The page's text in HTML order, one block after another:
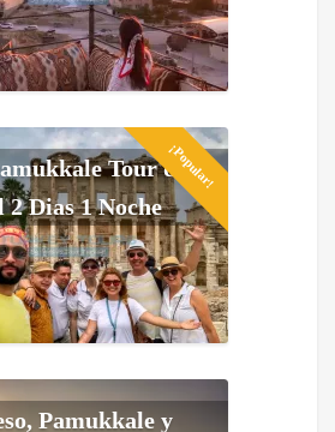
¡Popular!
Tour de
Dias 1 Noche
Pamukkale y